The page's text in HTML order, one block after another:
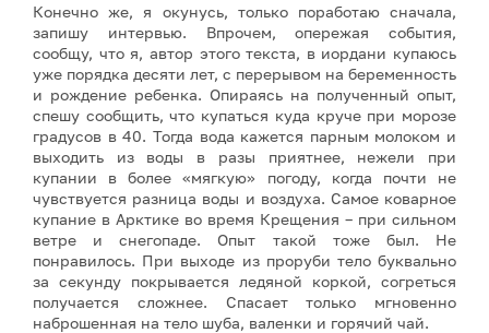
Конечно же, я окунусь, только поработаю сначала,
запишу интервью. Впрочем, опережая события,
сообщу, что я, автор этого текста, в иордани купаюсь
уже порядка десяти лет, с перерывом на беременность
и рождение ребенка. Опираясь на полученный опыт,
спешу сообщить, что купаться куда круче при морозе
градусов в 40. Тогда вода кажется парным молоком и
выходить из воды в разы приятнее, нежели при
купании в более «мягкую» погоду, когда почти не
чувствуется разница воды и воздуха. Самое коварное
купание в Арктике во время Крещения – при сильном
ветре и снегопаде. Опыт такой тоже был. Не
понравилось. При выходе из проруби тело буквально
за секунду покрывается ледяной коркой, согреться
получается сложнее. Спасает только мгновенно
наброшенная на тело шуба, валенки и горячий чай.